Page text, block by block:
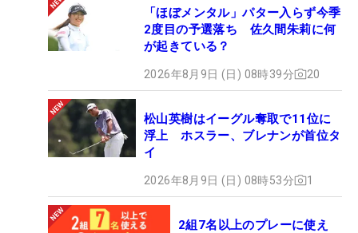
「ほぼメンタル」パター入らず今季
2度目の予選落ち 佐久間朱莉に何
が起きている？
2026年8月9日 (日) 08時39分 20
松山英樹はイーグル奪取で11位に
浮上 ホスラー、ブレナンが首位タ
イ
2026年8月9日 (日) 08時53分 1
2組7名以上のプレーに使え